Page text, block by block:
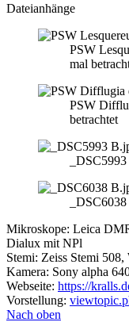
Dateianhänge
PSW
mal
PSW
betrachtet
Mikroskope: Leica
Dialux mit NPl
Stemi: Zeiss Stemi
Kamera: Sony alpha
Webseite: https://
Vorstellung:
Nach oben